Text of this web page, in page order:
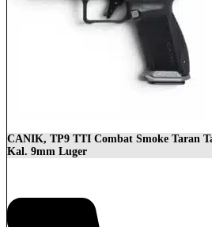
CANIK, TP9 TTI Combat Smoke Taran
Kal. 9mm Luger